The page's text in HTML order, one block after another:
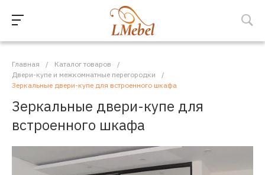
Главная / Каталог товаров
/
Двери-купе и межкомнатные перегородки
/
Зеркальные двери-купе для встроенного шкафа
Зеркальные двери-купе для
встроенного шкафа